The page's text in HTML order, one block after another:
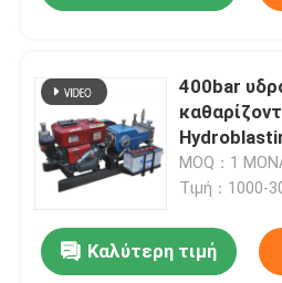
400bar
ανατίναξης
MOQ：1
Τιμή：1000-
Καλύτερη τιμή